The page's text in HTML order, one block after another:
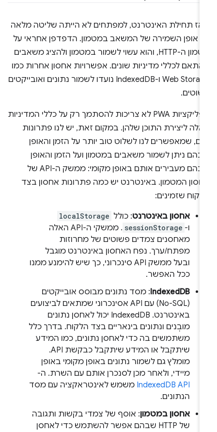
תחילת האינטרנט, למפתחים לא הייתה שליטה מלאה
אופן השמירה של המשאב במטמון. הדפדפן אחראי על
מטמון ה-HTTP, והוא עשוי לשמור במטמון ולהציג משאבים
לכללי מדיניות שונים. אפשרויות אחסון אחרות כמו
Web Storage ו-IndexedDB נועדו לשמור נתונים ואובייקטים
אפליקציות PWA לא צריכות להסתמך רק על כללי המדיניות
ליצירת התוכן שלהן. במקום זאת, יש לנו פתרונות
שמאפשרים לנו לשלוט טוב יותר על הזמן והאופן
ניתן לשמור משאבים במטמון ועל הזמן והאופן
שבהם מעבירים אותם באופן מקומי: ממשק ה-API של
המטמון. באינטרנט יש כמה פתרונות אחסון בצד
שזמינים:
אחסון באינטרנט: כולל localStorage
sessionStorage
. ממשקי ה-API האלה
מאחסנים צמדים פשוטים של מחרוזות
מפתח/ערך. נפח האחסון באינטרנט מוגבל
ובעל ממשק API סינכרוני, כך שיש להימנע ממנו
ככל האפשר.
IndexedDB: מסד נתונים מבוסס אובייקטים
(No-SQL) עם API אסינכרוני שמתאים לביצועים
באינטרנט. IndexedDB יכול לאחסן נתונים
מובְנים ונתונים בינאריים בצד הלקוח. בדרך כלל
משתמשים בה כדי לאחסן נתונים, כמו המידע
שיתקבל או המידע שיתקבל כבקשת API.
מומלץ גם לשמור נתונים באופן מקומי באופן
מיידי, ולאחר מכן לסנכרן אותם עם השרת. ה-
IndexedDB APIמשמש לאינטראקציה עם מסד
הנתונים.
אחסון במטמון: אוסף של צמדי בקשות ותגובה
של HTTP שבהם אפשר להשתמש כדי לאחסן